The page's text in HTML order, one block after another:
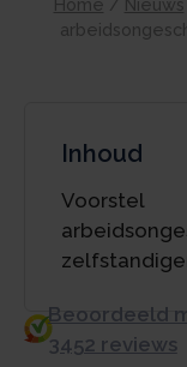
Home / Nieuws
Inhoud
Voorstel
Beoordeeld
3452 reviews